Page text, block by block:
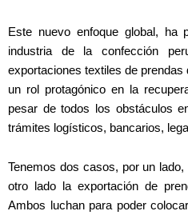
Este nuevo enfoque global, ha
industria de la confección
exportaciones textiles de
un rol protagónico en la
pesar de todos los obstáculos
trámites logísticos, bancarios,
Tenemos dos casos, por un
otro lado la exportación de
Ambos luchan para poder